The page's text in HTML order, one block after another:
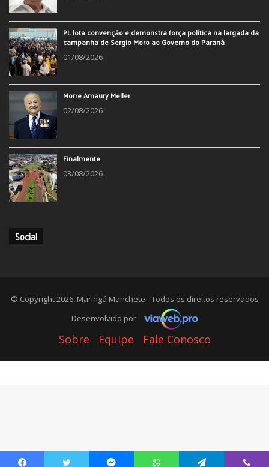
PL lota convenção e demonstra força política na largada da
campanha de Sergio Moro ao Governo do Paraná
01/08/2026
Morre Amaury Meller
02/08/2026
Finalmente
03/08/2026
Social
© Copyright 2026, Maringá Manchete - Todos os direitos reservados
Desenvolvido por
Sobre Equipe Fale Conosco